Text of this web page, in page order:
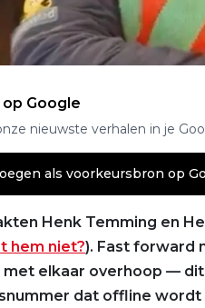
Google
nieuwste verhalen in je
als voorkeursbron op
Henk Temming en
hem niet?). Fast forward
met elkaar overhoop —
dat offline